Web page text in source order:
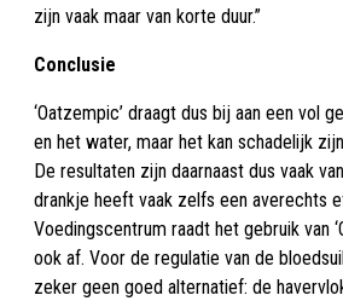
zijn vaak maar van korte duur.”
Conclusie
‘Oatzempic’ draagt dus bij aan een vol
en het water, maar het kan schadelijk
De resultaten zijn daarnaast dus vaak
drankje heeft vaak zelfs een averechts
Voedingscentrum raadt het gebruik van
ook af. Voor de regulatie van de
zeker geen goed alternatief: de